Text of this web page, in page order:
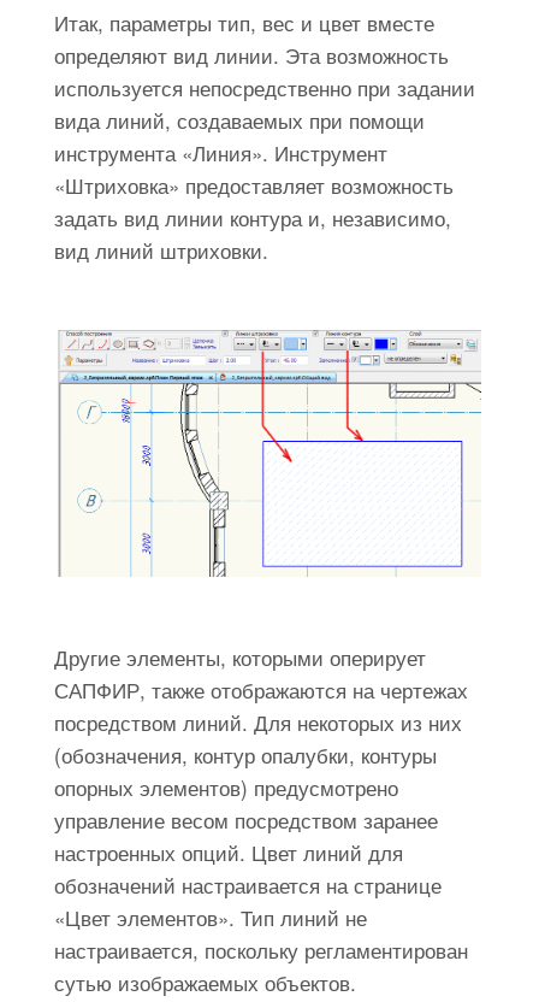
Итак, параметры тип, вес и цвет вместе
определяют вид линии. Эта возможность
используется непосредственно при задании
вида линий, создаваемых при помощи
инструмента «Линия». Инструмент
«Штриховка» предоставляет возможность
задать вид линии контура и, независимо,
вид линий штриховки.
Другие элементы, которыми оперирует
САПФИР, также отображаются на чертежах
посредством линий. Для некоторых из них
(обозначения, контур опалубки, контуры
опорных элементов) предусмотрено
управление весом посредством заранее
настроенных опций. Цвет линий для
обозначений настраивается на странице
«Цвет элементов». Тип линий не
настраивается, поскольку регламентирован
сутью изображаемых объектов.